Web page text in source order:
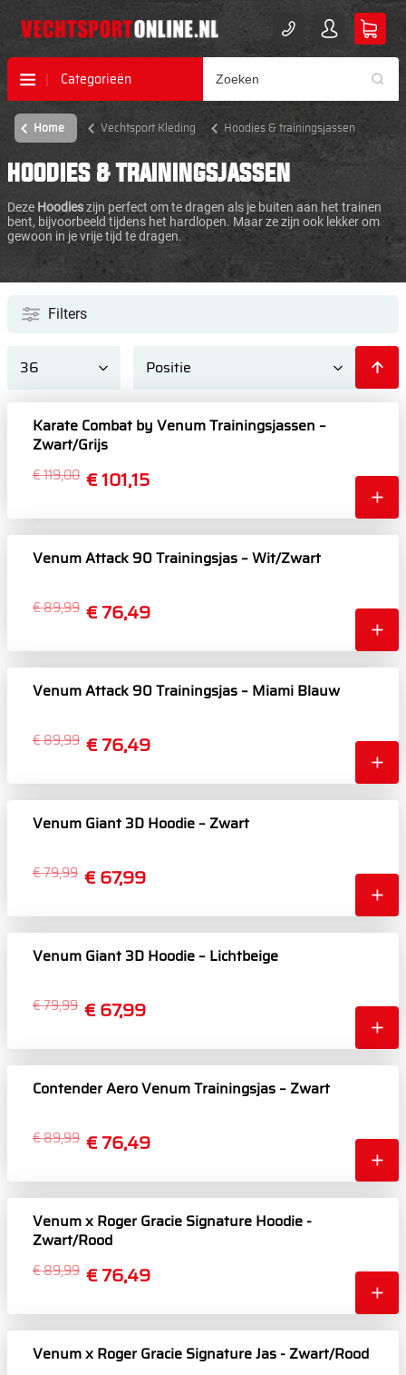
Categorieën
Home Vechtsport Kleding Hoodies & trainingsjassen
HOODIES & TRAININGSJASSEN
Deze Hoodieszijn perfect om te dragen als je buiten aan het trainen
bent, bijvoorbeeld tijdens het hardlopen. Maar ze zijn ook lekker om
gewoon in je vrije tijd te dragen.
Filters
Karate Combat by Venum Trainingsjassen –
Zwart/Grijs
€ 101,15
€ 119,00
Venum Attack 90 Trainingsjas – Wit/Zwart
€ 76,49
€ 89,99
Venum Attack 90 Trainingsjas – Miami Blauw
€ 76,49
€ 89,99
Venum Giant 3D Hoodie – Zwart
€ 67,99
€ 79,99
Venum Giant 3D Hoodie – Lichtbeige
€ 67,99
€ 79,99
Contender Aero Venum Trainingsjas – Zwart
€ 76,49
€ 89,99
Venum x Roger Gracie Signature Hoodie -
Zwart/Rood
€ 76,49
€ 89,99
Venum x Roger Gracie Signature Jas - Zwart/Rood